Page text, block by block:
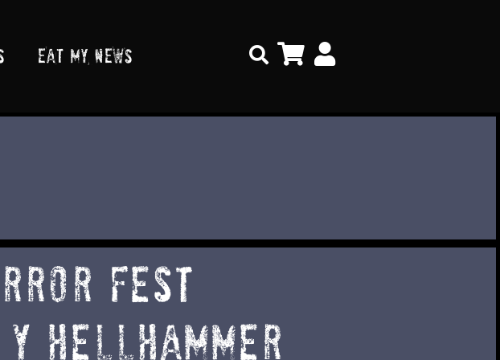
EAT MY NEWS Search
fest
hellhammer